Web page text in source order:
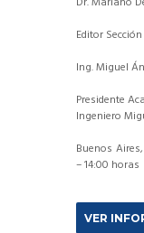
Editor
Ing. Miguel
Presidente
Ingeniero
Buenos
– 14:00 horas
VER